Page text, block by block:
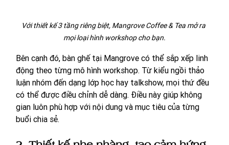
Với thiết kế 3 tầng riêng biệt, Mangrove Coffee & Tea mở ra
mọi loại hình workshop cho bạn.
Bên cạnh đó, bàn ghế tại Mangrove có thể sắp xếp linh
động theo từng mô hình workshop. Từ kiểu ngồi thảo
luận nhóm đến dạng lớp học hay talkshow, mọi thứ đều
có thể được điều chỉnh dễ dàng. Điều này giúp không
gian luôn phù hợp với nội dung và mục tiêu của từng
buổi chia sẻ.